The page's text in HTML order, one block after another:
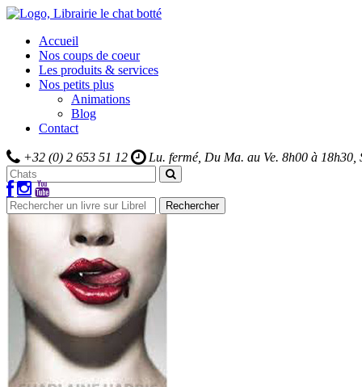
Accueil
Nos coups de coeur
Les produits & services
Nos petits plus
Animations
Blog
Contact
+32 (0) 2 653 51 12 Lu. fermé, Du Ma. au Ve. 8h00 à 18h30,
Rechercher